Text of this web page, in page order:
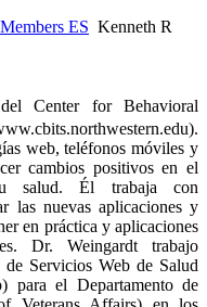
Members ES Kenneth R
delCenter for Behavioral
web, teléfonos móviles y
cambios positivos en el
salud. Él trabaja con
las nuevas aplicaciones y
en práctica y aplicaciones
Dr. Weingardt trabajo
Servicios Web de Salud
para el Departamento de